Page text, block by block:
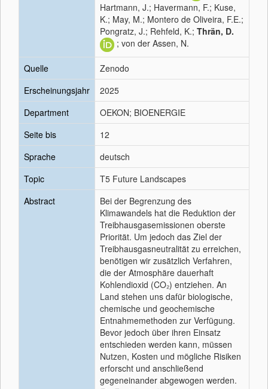
Hartmann, J.; Havermann, F.; Kuse,
K.; May, M.; Montero de Oliveira, F.E.;
Pongratz, J.; Rehfeld, K.; Thrän, D.
; von der Assen, N.
Quelle
Zenodo
Erscheinungsjahr
2025
Department
OEKON; BIOENERGIE
Seite bis
12
Sprache
deutsch
Topic
T5 Future Landscapes
Abstract
Bei der Begrenzung des
Klimawandels hat die Reduktion der
Treibhausgasemissionen oberste
Priorität. Um jedoch das Ziel der
Treibhausgasneutralität zu erreichen,
benötigen wir zusätzlich Verfahren,
die der Atmosphäre dauerhaft
Kohlendioxid (CO₂) entziehen. An
Land stehen uns dafür biologische,
chemische und geochemische
Entnahmemethoden zur Verfügung.
Bevor jedoch über ihren Einsatz
entschieden werden kann, müssen
Nutzen, Kosten und mögliche Risiken
erforscht und anschließend
gegeneinander abgewogen werden.